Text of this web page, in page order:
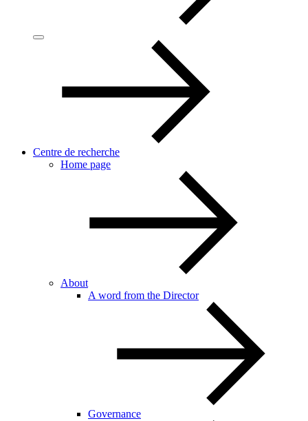
Centre de recherche
Home page
About
A word from the Director
Governance